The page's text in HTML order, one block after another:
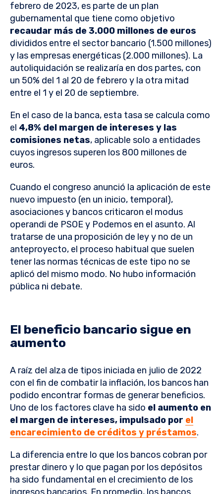
febrero de 2023, es parte de un plan
gubernamental que tiene como objetivo
recaudar más de 3.000 millones de euros
divididos entre el sector bancario (1.500 millones)
y las empresas energéticas (2.000 millones). La
autoliquidación se realizaría en dos partes, con
un 50% del 1 al 20 de febrero y la otra mitad
entre el 1 y el 20 de septiembre.
En el caso de la banca, esta tasa se calcula como
el 4,8% del margen de intereses y las
comisiones netas, aplicable solo a entidades
cuyos ingresos superen los 800 millones de
euros.
Cuando el congreso anunció la aplicación de este
nuevo impuesto (en un inicio, temporal),
asociaciones y bancos criticaron el modus
operandi de PSOE y Podemos en el asunto. Al
tratarse de una proposición de ley y no de un
anteproyecto, el proceso habitual que suelen
tener las normas técnicas de este tipo no se
aplicó del mismo modo. No hubo información
pública ni debate.
El beneficio bancario sigue en
aumento
A raíz del alza de tipos iniciada en julio de 2022
con el fin de combatir la inflación, los bancos han
podido encontrar formas de generar beneficios.
Uno de los factores clave ha sido el aumento en
el margen de intereses, impulsado por el
encarecimiento de créditos y préstamos.
La diferencia entre lo que los bancos cobran por
prestar dinero y lo que pagan por los depósitos
ha sido fundamental en el crecimiento de los